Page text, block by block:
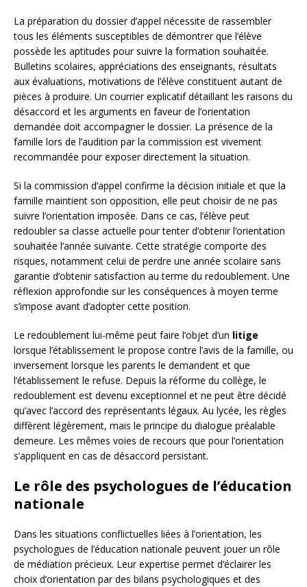
La préparation du dossier d’appel nécessite de rassembler
tous les éléments susceptibles de démontrer que l’élève
possède les aptitudes pour suivre la formation souhaitée.
Bulletins scolaires, appréciations des enseignants, résultats
aux évaluations, motivations de l’élève constituent autant de
pièces à produire. Un courrier explicatif détaillant les raisons du
désaccord et les arguments en faveur de l’orientation
demandée doit accompagner le dossier. La présence de la
famille lors de l’audition par la commission est vivement
recommandée pour exposer directement la situation.
Si la commission d’appel confirme la décision initiale et que la
famille maintient son opposition, elle peut choisir de ne pas
suivre l’orientation imposée. Dans ce cas, l’élève peut
redoubler sa classe actuelle pour tenter d’obtenir l’orientation
souhaitée l’année suivante. Cette stratégie comporte des
risques, notamment celui de perdre une année scolaire sans
garantie d’obtenir satisfaction au terme du redoublement. Une
réflexion approfondie sur les conséquences à moyen terme
s’impose avant d’adopter cette position.
Le redoublement lui-même peut faire l’objet d’un litige
lorsque l’établissement le propose contre l’avis de la famille, ou
inversement lorsque les parents le demandent et que
l’établissement le refuse. Depuis la réforme du collège, le
redoublement est devenu exceptionnel et ne peut être décidé
qu’avec l’accord des représentants légaux. Au lycée, les règles
diffèrent légèrement, mais le principe du dialogue préalable
demeure. Les mêmes voies de recours que pour l’orientation
s’appliquent en cas de désaccord persistant.
Le rôle des psychologues de l’éducation
nationale
Dans les situations conflictuelles liées à l’orientation, les
psychologues de l’éducation nationale peuvent jouer un rôle
de médiation précieux. Leur expertise permet d’éclairer les
choix d’orientation par des bilans psychologiques et des